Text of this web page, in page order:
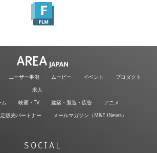
ユーザー事例 ムービー イベント
プロダクト
求人
ム 映画・TV 建築・製造・広告
アニメ
販売パートナー メールマガジン（M&E iNews）
SOCIAL